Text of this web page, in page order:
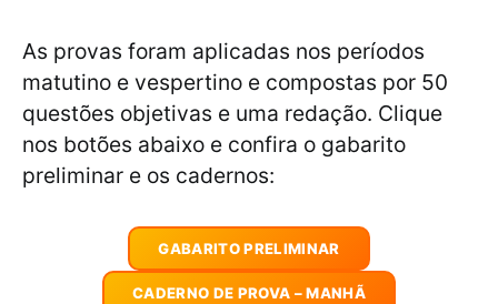
As provas foram aplicadas nos períodos
matutino e vespertino e compostas por 50
questões objetivas e uma redação. Clique
nos botões abaixo e confira o gabarito
preliminar e os cadernos:
GABARITO PRELIMINAR
CADERNO DE PROVA – MANHÃ